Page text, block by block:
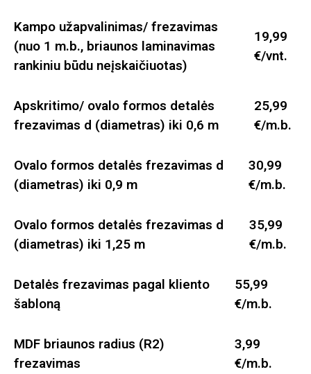
Kampo užapvalinimas/ frezavimas
(nuo 1 m.b., briaunos laminavimas
rankiniu būdu neįskaičiuotas)
19,99
€/vnt.
Apskritimo/ ovalo formos detalės
frezavimas d (diametras) iki 0,6 m
25,99
€/m.b.
Ovalo formos detalės frezavimas d
(diametras) iki 0,9 m
30,99
€/m.b.
Ovalo formos detalės frezavimas d
(diametras) iki 1,25 m
35,99
€/m.b.
Detalės frezavimas pagal kliento
šabloną
55,99
€/m.b.
MDF briaunos radius (R2)
frezavimas
3,99
€/m.b.